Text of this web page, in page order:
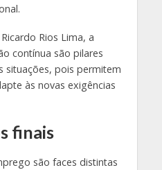
Rios Lima, a
contínua são pilares
situações, pois permitem
às novas exigências
finais
são faces distintas